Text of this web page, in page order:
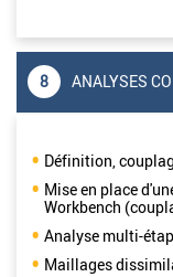
8 ANALYSES
Définition,
Mise en place
Workbench
Analyse multi-
Maillages